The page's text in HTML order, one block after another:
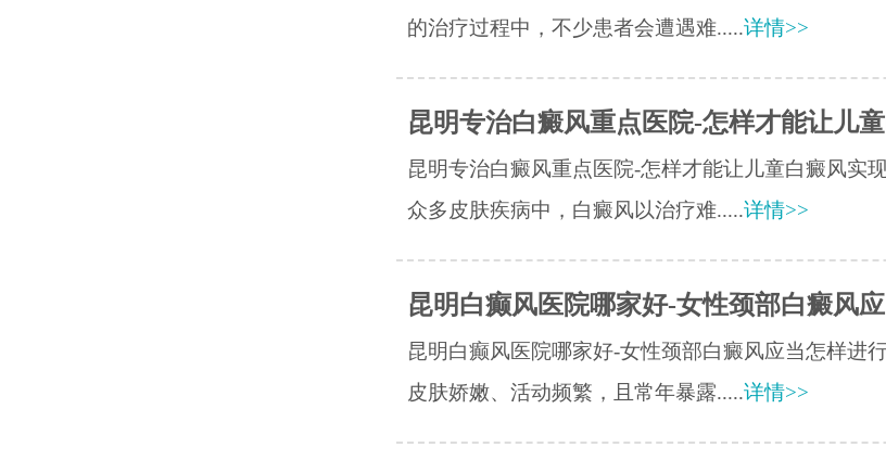
的治疗过程中，不少患者会遭遇难.....详情>>
昆明专治白癜风重点医院-怎样才能让儿
昆明专治白癜风重点医院-怎样才能让儿童白癜风实
众多皮肤疾病中，白癜风以治疗难.....详情>>
昆明白癫风医院哪家好-女性颈部白癜风
昆明白癫风医院哪家好-女性颈部白癜风应当怎样进
皮肤娇嫩、活动频繁，且常年暴露.....详情>>